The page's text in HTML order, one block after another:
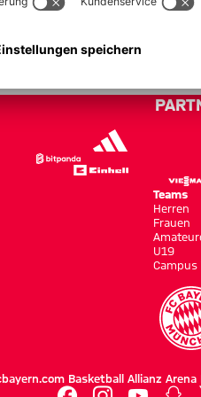
- DFB-
Teams
Herren
Frauen
U19
Campus
Basketball Allianz Arena